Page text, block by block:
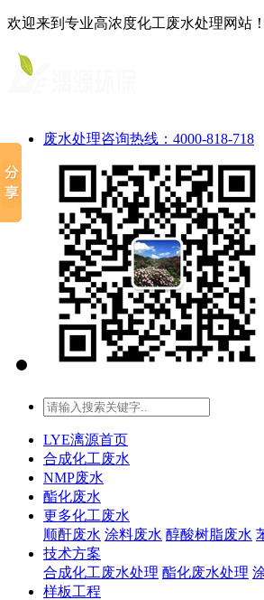
欢迎来到专业高浓度化工废水处理网站！
废水处理咨询热线：4000-818-718
LYE漓源首页
合成化工废水
NMP废水
酯化废水
更多化工废水
顺酐废水 涂料废水 醇酸树脂废水
技术方案
合成化工废水处理 酯化废水处理
样板工程